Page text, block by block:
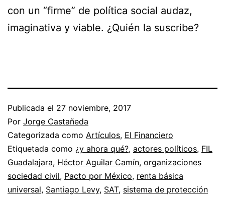
con un “firme” de política social audaz,
imaginativa y viable. ¿Quién la suscribe?
Publicada el 27 noviembre, 2017
Por Jorge Castañeda
Categorizada como Artículos, El Financiero
Etiquetada como ¿y ahora qué?, actores políticos, FIL
Guadalajara, Héctor Aguilar Camín, organizaciones
sociedad civil, Pacto por México, renta básica
universal, Santiago Levy, SAT, sistema de protección